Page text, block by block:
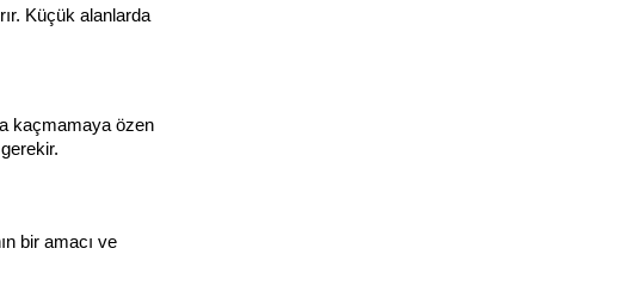
Küçük alanlarda
kaçmamaya özen
bir amacı ve